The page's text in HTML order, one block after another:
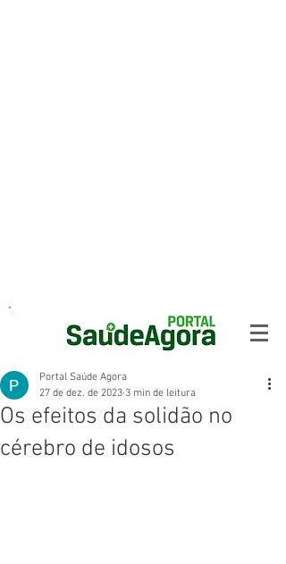
Os efeitos da solidão no
cérebro de idosos
Portal Saúde Agora
27 de dez. de 2023 3 min de leitura